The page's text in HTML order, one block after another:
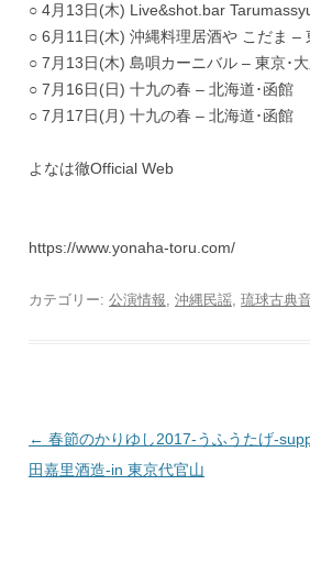
○ 4月13日(木) Live&shot.bar
○ 6月11日(木) 沖縄料理居酒や こだま –
○ 7月13日(木) 島唄カーニバル – 東京･
○ 7月16日(日) 十九の春 – 北海道･函館
○ 7月17日(月) 十九の春 – 北海道･函館
よなは徹Official Web
https://www.yonaha-toru.com/
カテゴリー: 公演情報, 沖縄民謡, 琉球古典
投
稿
← 春節のかりゆし2017‐うふうたげ
田嘉里酒造‐in 東京代官山